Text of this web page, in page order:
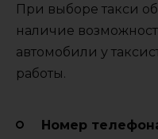
При выборе такси
наличие
автомобили у
работы.
Номер